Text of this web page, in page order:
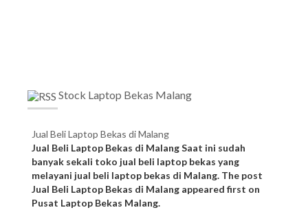
Stock Laptop Bekas Malang
Jual Beli Laptop Bekas di Malang
Jual Beli Laptop Bekas di Malang Saat ini sudah
banyak sekali toko jual beli laptop bekas yang
melayani jual beli laptop bekas di Malang. The post
Jual Beli Laptop Bekas di Malang appeared first on
Pusat Laptop Bekas Malang.